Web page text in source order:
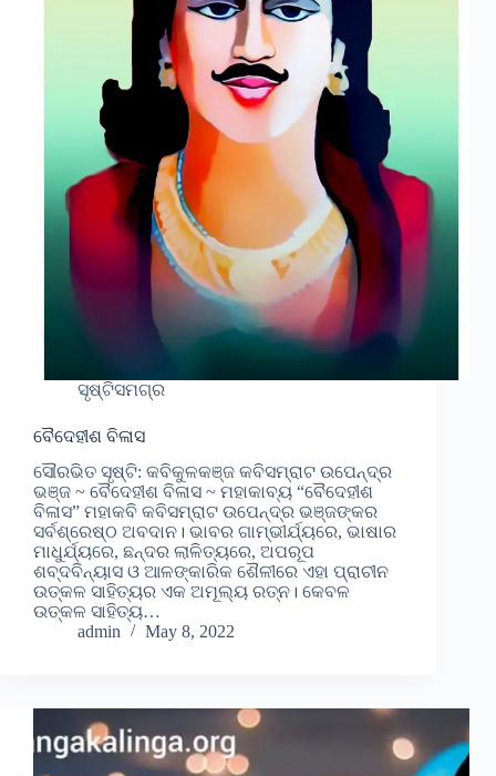
ସୃଷ୍ଟିସମଗ୍ର
ବୈଦେହୀଶ ବିଳାସ
ସୌରଭିତ ସୃଷ୍ଟି: କବିକୁଳକଞ୍ଜ କବିସମ୍ରାଟ ଉପେନ୍ଦ୍ର
ଭଞ୍ଜ ~ ବୈଦେହୀଶ ବିଳାସ ~ ମହାକାବ୍ୟ “ବୈଦେହୀଶ
ବିଳାସ” ମହାକବି କବିସମ୍ରାଟ ଉପେନ୍ଦ୍ର ଭଞ୍ଜଙ୍କର
ସର୍ବଶ୍ରେଷ୍ଠ ଅବଦାନ। ଭାବର ଗାମ୍ଭୀର୍ଯ୍ୟରେ, ଭାଷାର
ମାଧୁର୍ଯ୍ୟରେ, ଛନ୍ଦର ଲାଳିତ୍ୟରେ, ଅପରୂପ
ଶବ୍ଦବିନ୍ୟାସ ଓ ଆଳଙ୍କାରିକ ଶୈଳୀରେ ଏହା ପ୍ରାଚୀନ
ଉତ୍କଳ ସାହିତ୍ୟର ଏକ ଅମୂଲ୍ୟ ରତ୍ନ। କେବଳ
ଉତ୍କଳ ସାହିତ୍ୟ…
admin
May 8, 2022